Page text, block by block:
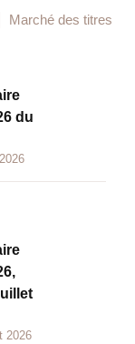
Marché des titres
du
2026